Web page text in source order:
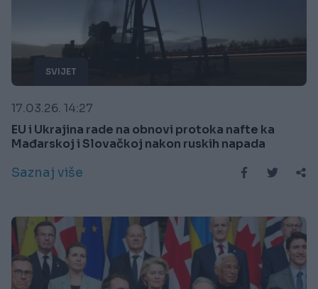
SVIJET
17.03.26. 14:27
EU i Ukrajina rade na obnovi protoka nafte ka
Mađarskoj i Slovačkoj nakon ruskih napada
Saznaj više